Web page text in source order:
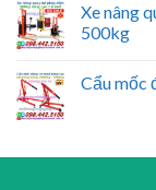
Xe nâng
500kg
Cẩu mốc